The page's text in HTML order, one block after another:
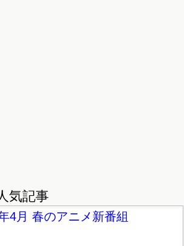
気記事
4月 春のアニメ新番組